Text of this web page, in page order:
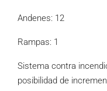
Andenes: 12
Rampas: 1
Sistema contra
posibilidad de